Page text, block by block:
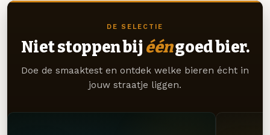
DE SELECTIE
Niet stoppen bij ééngoed bier.
Doe de smaaktest en ontdek welke bieren écht in
jouw straatje liggen.